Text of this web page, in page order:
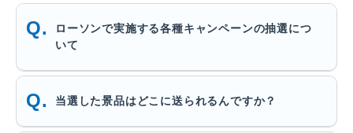
ローソンで実施する各種キャンペーンの抽選につ
いて
当選した景品はどこに送られるんですか？